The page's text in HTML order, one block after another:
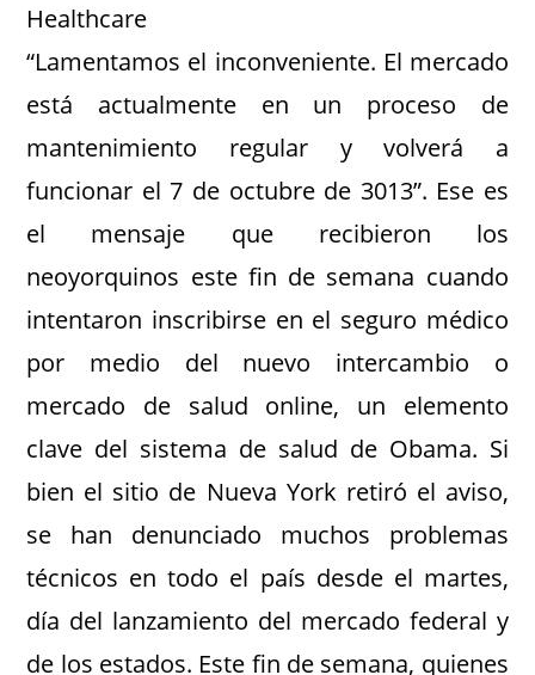
Healthcare
“Lamentamos el inconveniente. El mercado
está actualmente en un proceso de
mantenimiento regular y volverá a
funcionar el 7 de octubre de 3013”. Ese es
el mensaje que recibieron los
neoyorquinos este fin de semana cuando
intentaron inscribirse en el seguro médico
por medio del nuevo intercambio o
mercado de salud online, un elemento
clave del sistema de salud de Obama. Si
bien el sitio de Nueva York retiró el aviso,
se han denunciado muchos problemas
técnicos en todo el país desde el martes,
día del lanzamiento del mercado federal y
de los estados. Este fin de semana, quienes